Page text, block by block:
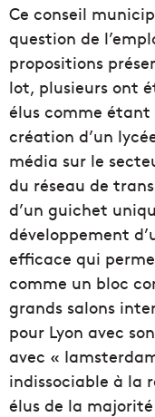
Ce conseil
question de
propositions
lot, plusieurs ont
élus comme
création d’un
média sur le
du réseau de
d’un guichet
développement
efficace qui
comme un bloc
grands salons
pour Lyon avec
avec «
indissociable à la
élus de la